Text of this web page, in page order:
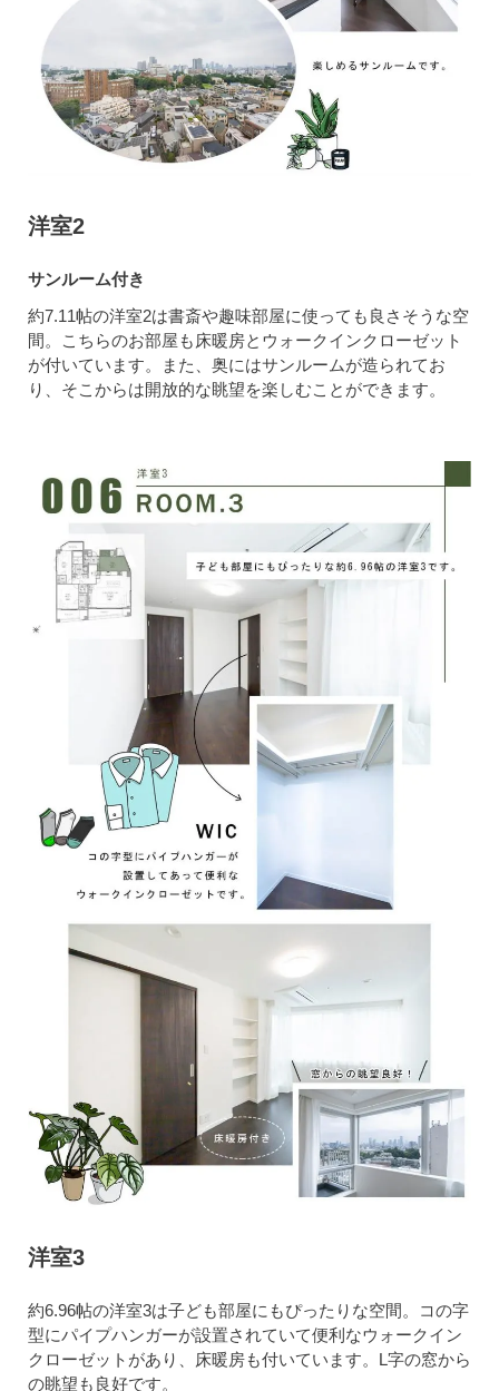
洋室2
サンルーム付き
約7.11帖の洋室2は書斎や趣味部屋に使っても良さそうな空
間。こちらのお部屋も床暖房とウォークインクローゼット
が付いています。また、奥にはサンルームが造られてお
り、そこからは開放的な眺望を楽しむことができます。
洋室3
約6.96帖の洋室3は子ども部屋にもぴったりな空間。コの字
型にパイプハンガーが設置されていて便利なウォークイン
クローゼットがあり、床暖房も付いています。L字の窓から
の眺望も良好です。